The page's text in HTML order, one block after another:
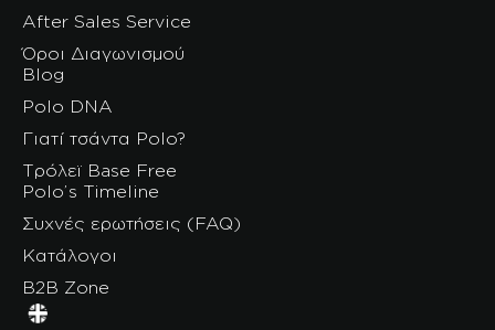
After Sales Service
Όροι Διαγωνισμού
Blog
Polo DNA
Γιατί τσάντα Polo?
Τρόλεϊ Base Free
Polo’s Timeline
Συχνές ερωτήσεις (FAQ)
Κατάλογοι
B2B Zone